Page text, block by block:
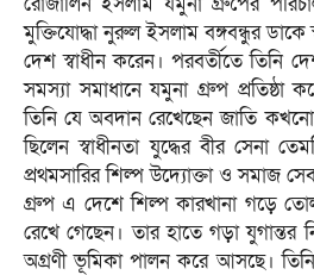
মুক্তিযোদ্ধা নুরুল ইসলাম বঙ্গবন্ধুর ডাকে
দেশ স্বাধীন করেন। পরবর্তীতে তিনি
সমস্যা সমাধানে যমুনা গ্রুপ প্রতিষ্ঠা
তিনি যে অবদান রেখেছেন জাতি
ছিলেন স্বাধীনতা যুদ্ধের বীর সেনা
প্রথমসারির শিল্প উদ্যোক্তা ও সমাজ
গ্রুপ এ দেশে শিল্প কারখানা গড়ে
রেখে গেছেন। তার হাতে গড়া যুগান্তর
অগ্রণী ভূমিকা পালন করে আসছে।